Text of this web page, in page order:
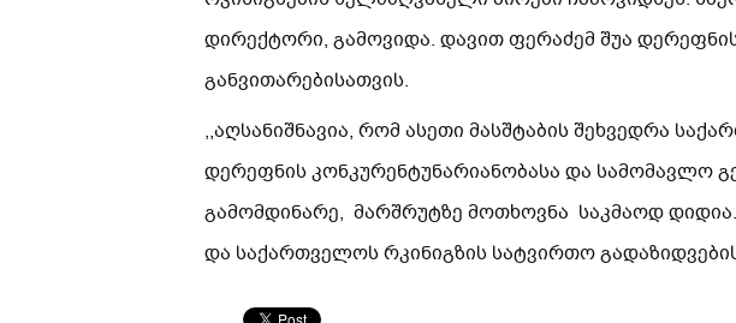
დირექტორი, გამოვიდა. დავით ფერაძემ შუა
განვითარებისათვის.
,,აღსანიშნავია, რომ ასეთი მასშტაბის შეხვედრა
დერეფნის კონკურენტუნარიანობასა და სამომავლო
გამომდინარე, მარშრუტზე მოთხოვნა საკმაოდ
და საქართველოს რკინიგზის სატვირთო